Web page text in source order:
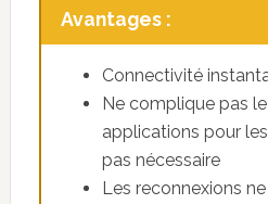
Avantages :
Connectivité
Ne complique pas
applications pour
pas nécessaire
Les reconnexions